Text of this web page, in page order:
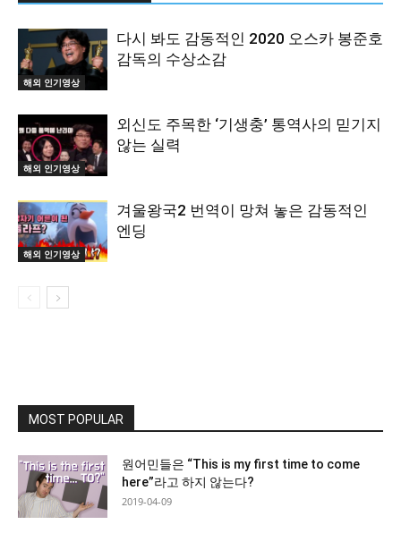
해외 인기영상
다시 봐도 감동적인 2020 오스카 봉준호
감독의 수상소감
해외 인기영상
외신도 주목한 ‘기생충’ 통역사의 믿기지
않는 실력
해외 인기영상
겨울왕국2 번역이 망쳐 놓은 감동적인
엔딩
MOST POPULAR
원어민들은 “This is my first time to come
here”라고 하지 않는다?
2019-04-09